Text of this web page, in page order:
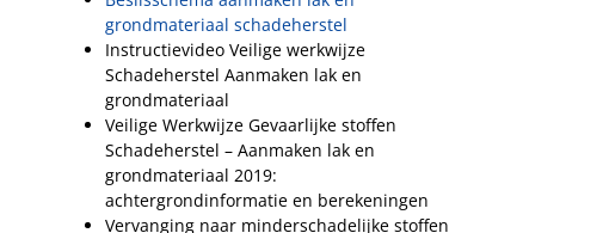
grondmateriaal schadeherstel
Instructievideo Veilige werkwijze
Schadeherstel Aanmaken lak en
grondmateriaal
Veilige Werkwijze Gevaarlijke stoffen
Schadeherstel – Aanmaken lak en
grondmateriaal 2019:
achtergrondinformatie en berekeningen
Vervanging naar minderschadelijke stoffen